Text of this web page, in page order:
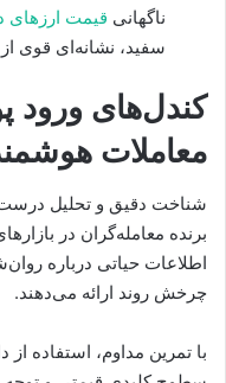
ناگهانی قیمت ارزهای
سفید، نشانه‌ای قوی
کندل‌های ورود
معاملات
شناخت دقیق و تحلیل
برنده معامله‌گران در
اطلاعات حیاتی درباره
چرخش روند ارائه می‌دهند.
با تمرین مداوم، استفاده